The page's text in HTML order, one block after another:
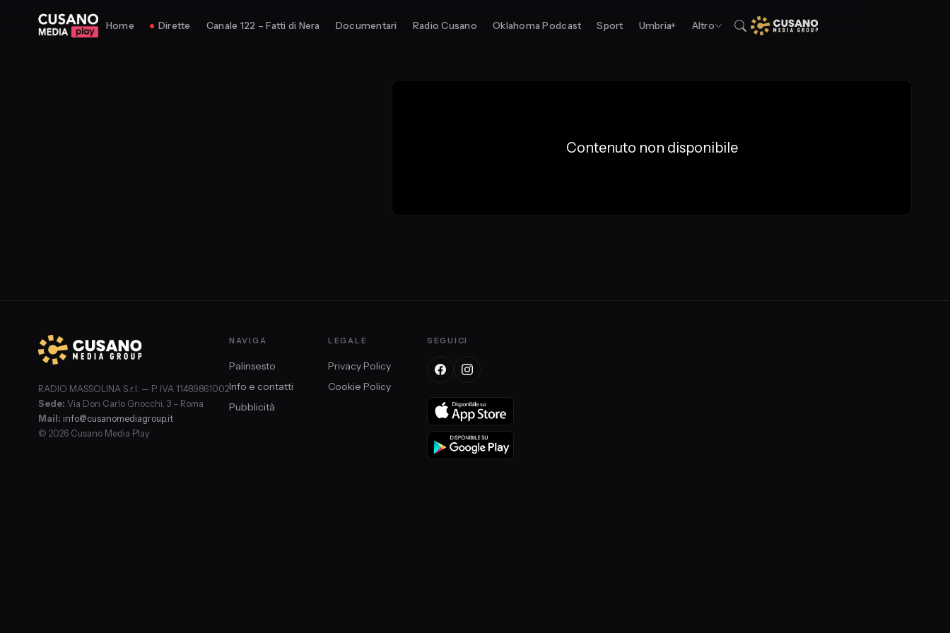
Home Dirette Canale 122 – Fatti di Nera Documentari Radio Cusano Oklahoma Podcast Sport Umbria+ Altro
Contenuto non disponibile
RADIO MASSOLINA S.r.l. — P. IVA 11489861002
Sede: Via Don Carlo Gnocchi, 3 – Roma
Mail: info@cusanomediagroup.it
© 2026 Cusano Media Play
NAVIGA
Palinsesto
Info e contatti
Pubblicità
LEGALE
Privacy Policy
Cookie Policy
SEGUICI